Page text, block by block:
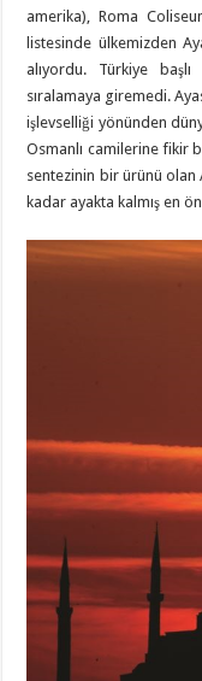
amerika), Roma
listesinde ülkemizden
alıyordu. Türkiye
sıralamaya giremedi.
işlevselliği yönünden
Osmanlı camilerine fikir
sentezinin bir ürünü olan
kadar ayakta kalmış en